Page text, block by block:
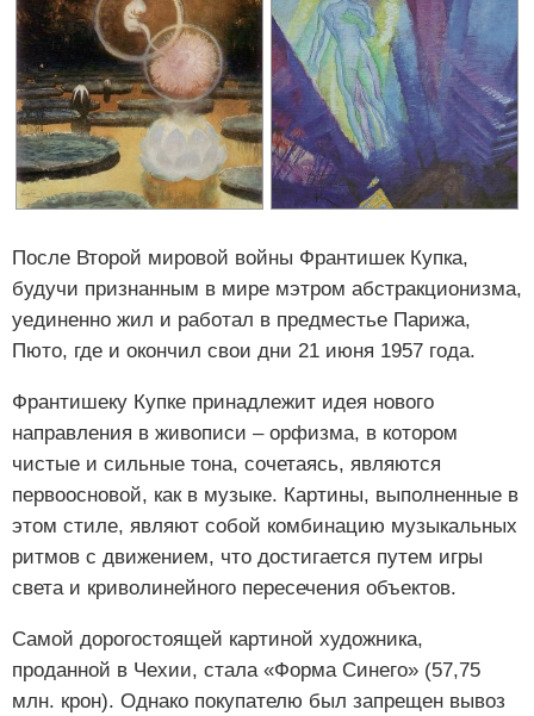
После Второй мировой войны Франтишек Купка,
будучи признанным в мире мэтром абстракционизма,
уединенно жил и работал в предместье Парижа,
Пюто, где и окончил свои дни 21 июня 1957 года.
Франтишеку Купке принадлежит идея нового
направления в живописи – орфизма, в котором
чистые и сильные тона, сочетаясь, являются
первоосновой, как в музыке. Картины, выполненные в
этом стиле, являют собой комбинацию музыкальных
ритмов с движением, что достигается путем игры
света и криволинейного пересечения объектов.
Самой дорогостоящей картиной художника,
проданной в Чехии, стала «Форма Синего» (57,75
млн. крон). Однако покупателю был запрещен вывоз